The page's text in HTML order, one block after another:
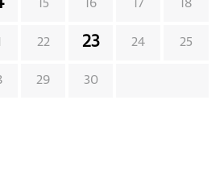
15 16 17 18
22 23 24 25
29 30